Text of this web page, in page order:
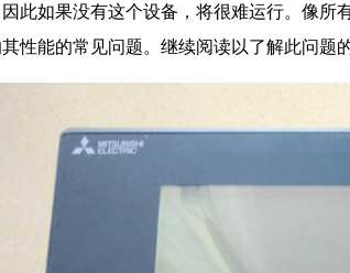
此如果没有这个设备，将很难运行。像所
性能的常见问题。继续阅读以了解此问题